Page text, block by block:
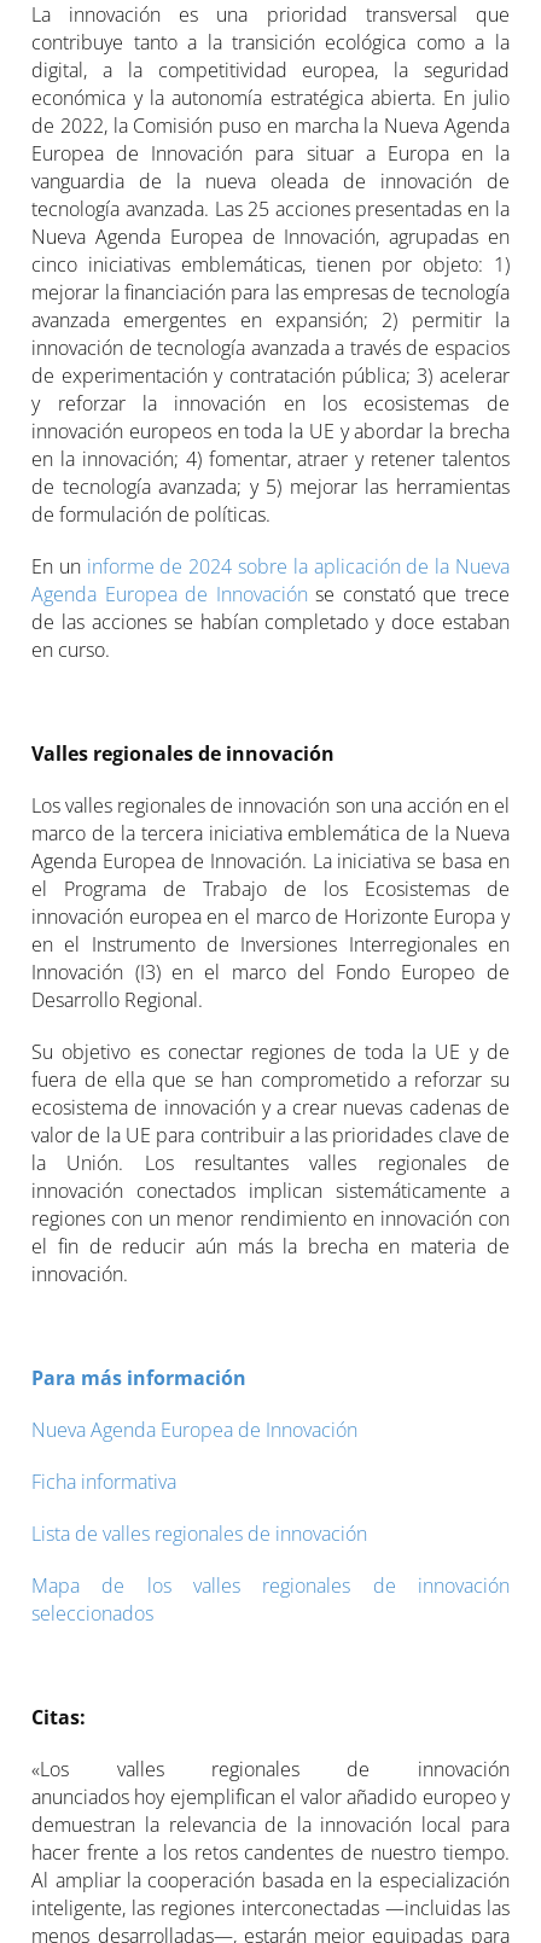
La innovación es una prioridad transversal que
contribuye tanto a la transición ecológica como a la
digital, a la competitividad europea, la seguridad
económica y la autonomía estratégica abierta. En julio
de 2022, la Comisión puso en marcha la Nueva Agenda
Europea de Innovación para situar a Europa en la
vanguardia de la nueva oleada de innovación de
tecnología avanzada. Las 25 acciones presentadas en la
Nueva Agenda Europea de Innovación, agrupadas en
cinco iniciativas emblemáticas, tienen por objeto: 1)
mejorar la financiación para las empresas de tecnología
avanzada emergentes en expansión; 2) permitir la
innovación de tecnología avanzada a través de espacios
de experimentación y contratación pública; 3) acelerar
y reforzar la innovación en los ecosistemas de
innovación europeos en toda la UE y abordar la brecha
en la innovación; 4) fomentar, atraer y retener talentos
de tecnología avanzada; y 5) mejorar las herramientas
de formulación de políticas.
En un informe de 2024 sobre la aplicación de la Nueva
Agenda Europea de Innovación se constató que trece
de las acciones se habían completado y doce estaban
en curso.
Valles regionales de innovación
Los valles regionales de innovación son una acción en el
marco de la tercera iniciativa emblemática de la Nueva
Agenda Europea de Innovación. La iniciativa se basa en
el Programa de Trabajo de los Ecosistemas de
innovación europea en el marco de Horizonte Europa y
en el Instrumento de Inversiones Interregionales en
Innovación (I3) en el marco del Fondo Europeo de
Desarrollo Regional.
Su objetivo es conectar regiones de toda la UE y de
fuera de ella que se han comprometido a reforzar su
ecosistema de innovación y a crear nuevas cadenas de
valor de la UE para contribuir a las prioridades clave de
la Unión. Los resultantes valles regionales de
innovación conectados implican sistemáticamente a
regiones con un menor rendimiento en innovación con
el fin de reducir aún más la brecha en materia de
innovación.
Para más información
Nueva Agenda Europea de Innovación
Ficha informativa
Lista de valles regionales de innovación
Mapa de los valles regionales de innovación
seleccionados
Citas:
«Los valles regionales de innovación
anunciados hoy ejemplifican el valor añadido europeo y
demuestran la relevancia de la innovación local para
hacer frente a los retos candentes de nuestro tiempo.
Al ampliar la cooperación basada en la especialización
inteligente, las regiones interconectadas —incluidas las
menos desarrolladas—, estarán mejor equipadas para